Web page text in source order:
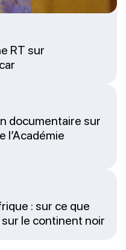
RT sur
documentaire sur
l’Académie
: sur ce que
sur le continent noir